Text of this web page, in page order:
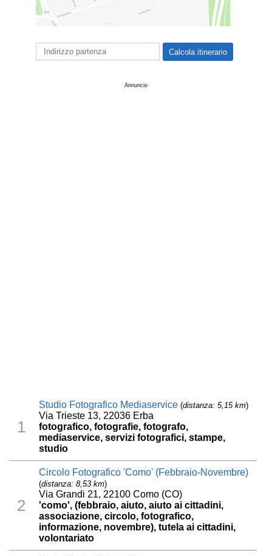
Annuncio
1
Studio Fotografico Mediaservice (distanza: 5,15 km)
Via Trieste 13, 22036 Erba
fotografico, fotografie, fotografo,
mediaservice, servizi fotografici, stampe,
studio
2
Circolo Fotografico 'Como' (Febbraio-Novembre)
(distanza: 8,53 km)
Via Grandi 21, 22100 Como (CO)
'como', (febbraio, aiuto, aiuto ai cittadini,
associazione, circolo, fotografico,
informazione, novembre), tutela ai cittadini,
volontariato